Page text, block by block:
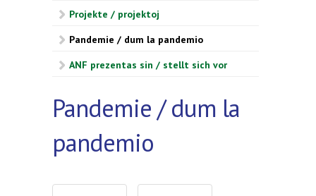
Projekte / projektoj
Pandemie / dum la pandemio
ANF prezentas sin / stellt sich vor
Pandemie / dum la
pandemio